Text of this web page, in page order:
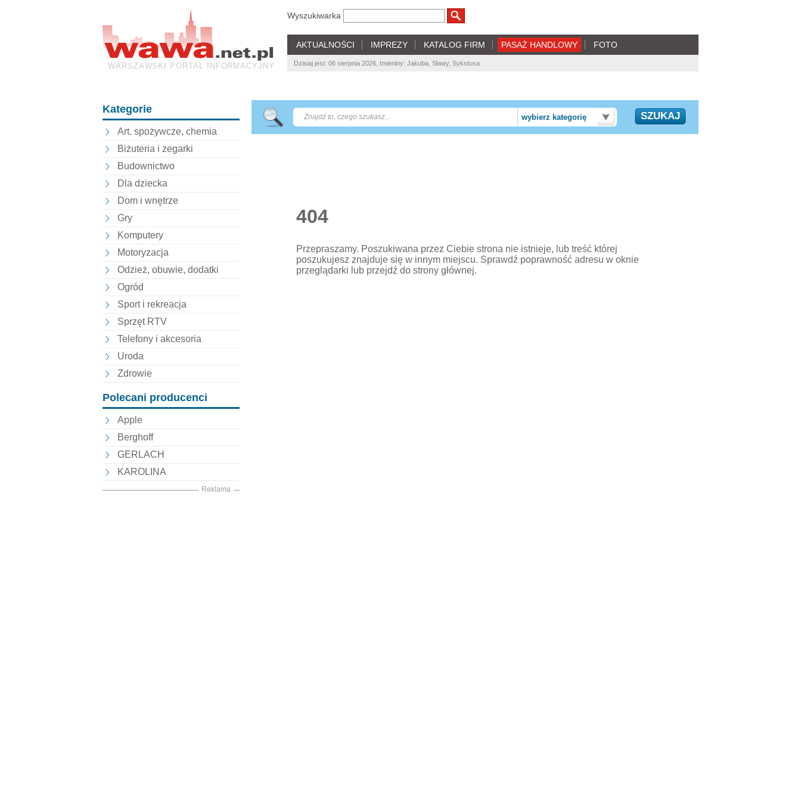
WARSZAWSKI PORTAL INFORMACYJNY
Wyszukiwarka
AKTUALNOŚCI IMPREZY KATALOG FIRM PASAŻ HANDLOWY FOTO
Dzisiaj jest: 06 sierpnia 2026, Imieniny: Jakuba, Sławy, Sykstusa
Kategorie
Art. spożywcze, chemia
Biżuteria i zegarki
Budownictwo
Dla dziecka
Dom i wnętrze
Gry
Komputery
Motoryzacja
Odzież, obuwie, dodatki
Ogród
Sport i rekreacja
Sprzęt RTV
Telefony i akcesoria
Uroda
Zdrowie
Polecani producenci
Apple
Berghoff
GERLACH
KAROLINA
Reklama
wybierz kategorię
404
Przepraszamy. Poszukiwana przez Ciebie strona nie istnieje, lub treść której
poszukujesz znajduje się w innym miejscu. Sprawdź poprawność adresu w oknie
przeglądarki lub przejdź do strony głównej.